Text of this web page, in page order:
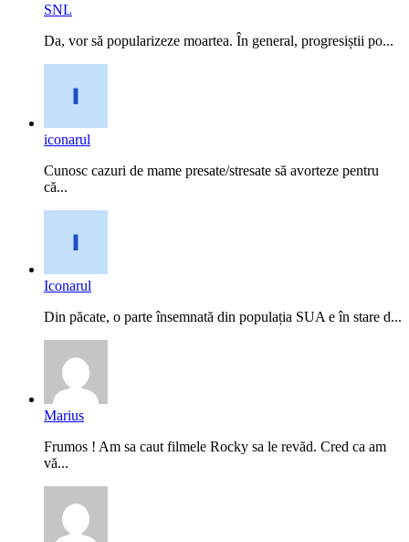
SNL
Da, vor să popularizeze moartea. În general, progresiștii po...
iconarul
Cunosc cazuri de mame presate/stresate să avorteze pentru
că...
Iconarul
Din păcate, o parte însemnată din populația SUA e în stare d...
Marius
Frumos ! Am sa caut filmele Rocky sa le revăd. Cred ca am
vă...